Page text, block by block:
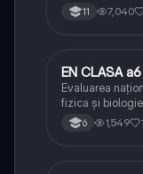
11 7,040
Matematică
EN CLASA a6
Evaluarea
fizica și biologie
6 1,549